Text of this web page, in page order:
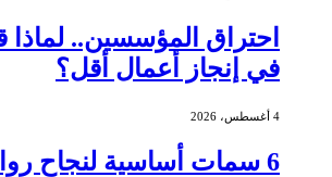
احتراق المؤسسين..
في إنجاز أعمال أقل؟
4 أغسطس، 2026
6 سمات أساسية لنجاح رواد الأعمال